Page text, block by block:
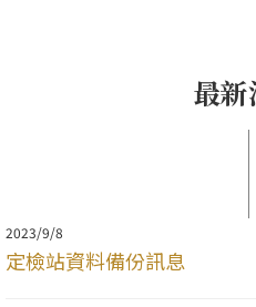
最
2023/9/8
定檢站資料備份訊息